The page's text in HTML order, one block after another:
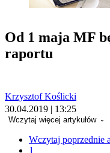
Od 1 maja MF
raportu
Krzysztof Koślicki
30.04.2019 | 13:25
Wczytaj więcej artykułów
Wczytaj poprzednie
1